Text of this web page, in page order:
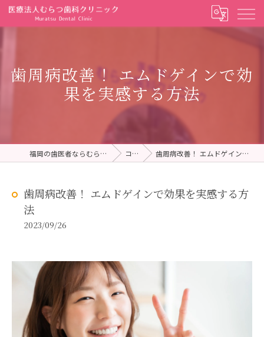
歯周病改善！ エムドゲインで効
果を実感する方法
福岡の歯医者ならむらつ歯科クリニック コラム 歯周病改善！ エムドゲインで効果を実感する方法
歯周病改善！ エムドゲインで効果を実感する方
法
2023/09/26